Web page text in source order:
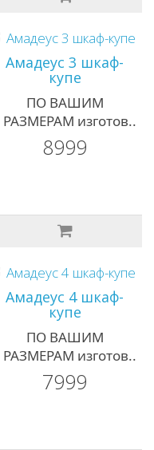
Амадеус 3 шкаф-
купе
ПО ВАШИМ
РАЗМЕРАМ изготов..
8999
Амадеус 4 шкаф-
купе
ПО ВАШИМ
РАЗМЕРАМ изготов..
7999